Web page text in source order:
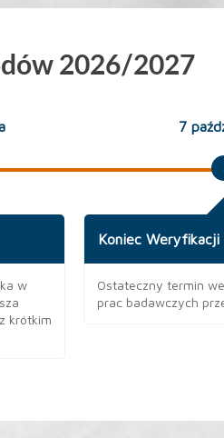
2026/2027
7
w
krótkim
Koniec Weryfikacji
Ostateczny termin
prac badawczych